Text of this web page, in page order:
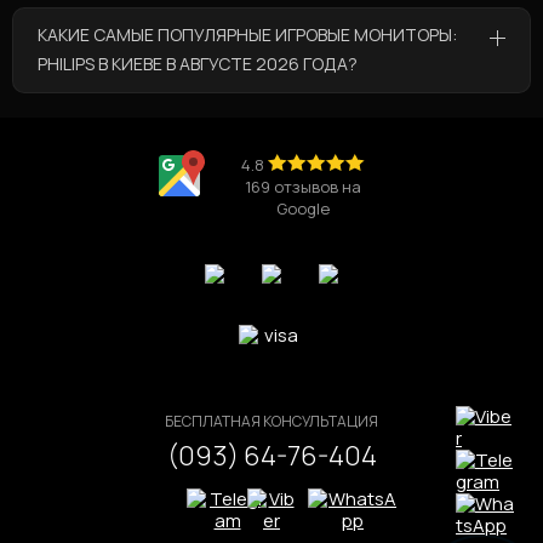
В категории “Игровые мониторы: Philips в Киеве”
по выгодным ценам представлены такие товары:
Игровой компьютер Ryzen 7 9800X3D / RTX
5090 V3💰по цене 405 050 грн
💰по цене 126 175 грн
Игровой компьютер Core i5 13600K / RTX 5050
💰по цене 80 086 грн
КАКИЕ САМЫЕ ПОПУЛЯРНЫЕ ИГРОВЫЕ МОНИТОРЫ:
PHILIPS В КИЕВЕ В АВГУСТЕ 2026 ГОДА?
2026 года это:
Игровой компьютер Core i3 13100 / RTX 5060
Игровой компьютер Vision 7 Plus / Bk
4.8
169 отзывов на
Google
БЕСПЛАТНАЯ КОНСУЛЬТАЦИЯ
(093) 64-76-404